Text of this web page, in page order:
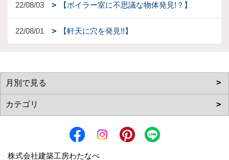
22/08/03 【ボイラー室に不思議な物体発見!？】
22/08/01 【軒天に穴を発見!!】
株式会社建築工房わたなべ